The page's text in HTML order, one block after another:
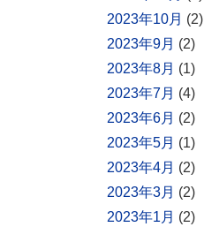
2023年10月 (2)
2023年9月 (2)
2023年8月 (1)
2023年7月 (4)
2023年6月 (2)
2023年5月 (1)
2023年4月 (2)
2023年3月 (2)
2023年1月 (2)